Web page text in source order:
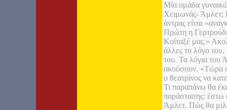
Μία ομάδα
Χειμωνάς- Άμλετ;
άντρας είναι
Πρώτη η
Κοίταξέ μας.»
άλλες το λόγο του,
του. Τα λόγια του
ακούσουν. «Τώρα
ο θεατρίνος να
Τι παραπάνω θα
παράστασης: έστω
Άμλετ. Πώς θα